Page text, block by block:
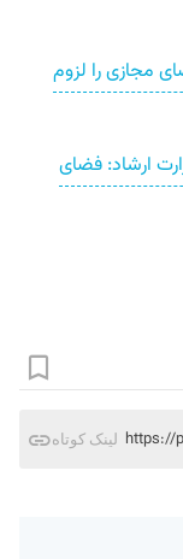
مجازی را لزوم
ارشاد: فضای
لینک کوتاه https://